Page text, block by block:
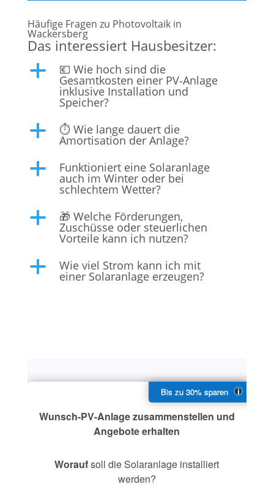
Häufige Fragen zu Photovoltaik in
Wackersberg
Das interessiert Hausbesitzer:
a 💶 Wie hoch sind die
Gesamtkosten einer PV‑Anlage
inklusive Installation und
Speicher?
a ⏱️ Wie lange dauert die
Amortisation der Anlage?
a Funktioniert eine Solaranlage
auch im Winter oder bei
schlechtem Wetter?
a 🎁 Welche Förderungen,
Zuschüsse oder steuerlichen
Vorteile kann ich nutzen?
a Wie viel Strom kann ich mit
einer Solaranlage erzeugen?
Wunsch-PV-Anlage zusammenstellen und
Angebote erhalten
Woraufsoll die Solaranlage installiert
werden?